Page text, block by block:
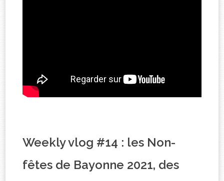
Weekly vlog #14 : les Non-
fêtes de Bayonne 2021, des